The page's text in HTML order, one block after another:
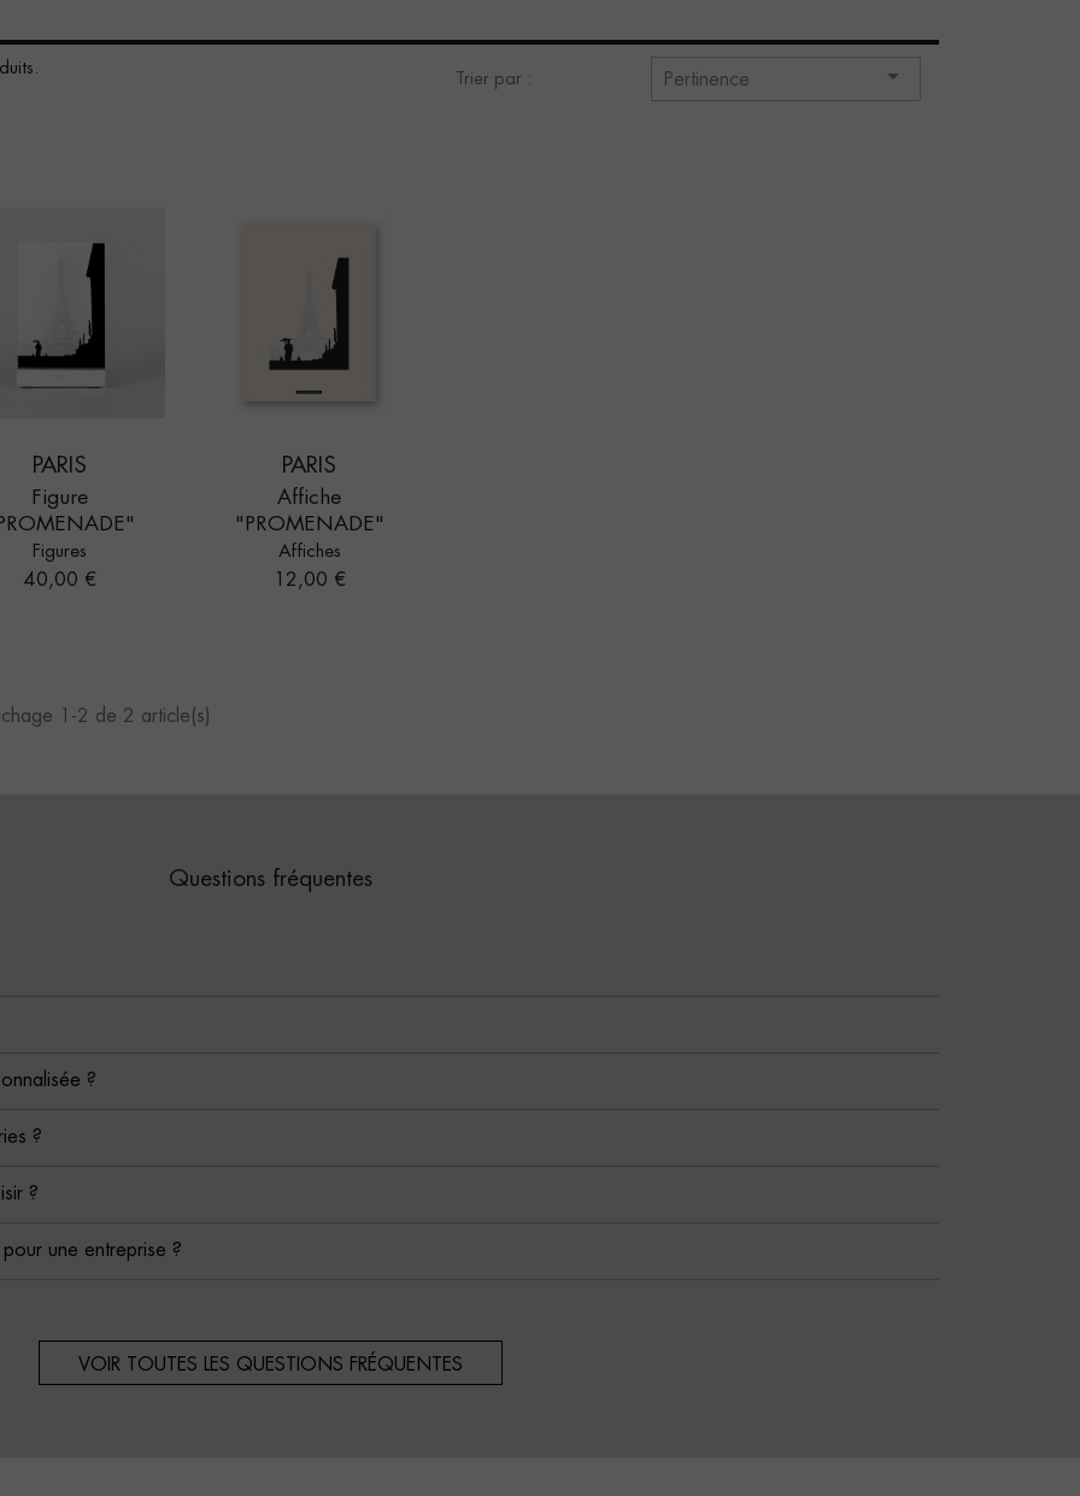
Trier par : Pertinence 
PARIS
Figure
Figures
Prix
40,00 €
PARIS
Affiche
"PROMENADE"
Affiches
Prix
12,00 €
1-2 de 2 article(s)
Questions fréquentes
?
?
?
une entreprise ?
VOIR TOUTES LES QUESTIONS FRÉQUENTES